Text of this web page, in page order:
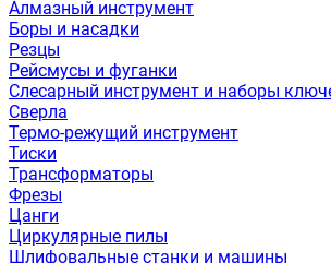
Алмазный инструмент
Боры и насадки
Резцы
Рейсмусы и фуганки
Слесарный инструмент и наборы
Сверла
Термо-режущий инструмент
Тиски
Трансформаторы
Фрезы
Цанги
Циркулярные пилы
Шлифовальные станки и машины